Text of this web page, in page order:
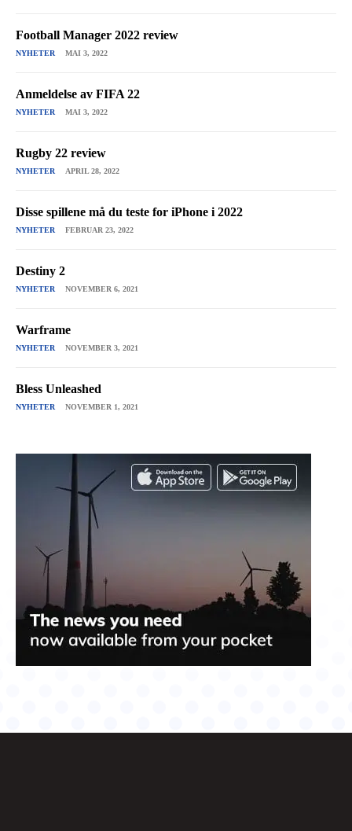
Football Manager 2022 review
NYHETER MAI 3, 2022
Anmeldelse av FIFA 22
NYHETER MAI 3, 2022
Rugby 22 review
NYHETER APRIL 28, 2022
Disse spillene må du teste for iPhone i 2022
NYHETER FEBRUAR 23, 2022
Destiny 2
NYHETER NOVEMBER 6, 2021
Warframe
NYHETER NOVEMBER 3, 2021
Bless Unleashed
NYHETER NOVEMBER 1, 2021